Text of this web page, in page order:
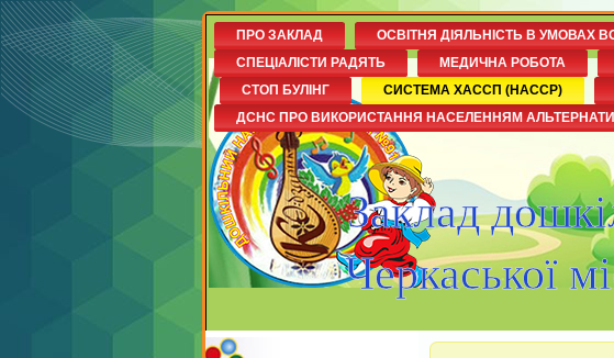
Заклад
Черкаської
ПРО ЗАКЛАД ОСВІТНЯ ДІЯЛЬНІСТЬ В УМОВАХ
СПЕЦІАЛІСТИ РАДЯТЬ
МЕДИЧНА РОБОТА
СТОП БУЛІНГ
СИСТЕМА ХАССП (НАССР)
ДСНС ПРО ВИКОРИСТАННЯ НАСЕЛЕННЯМ